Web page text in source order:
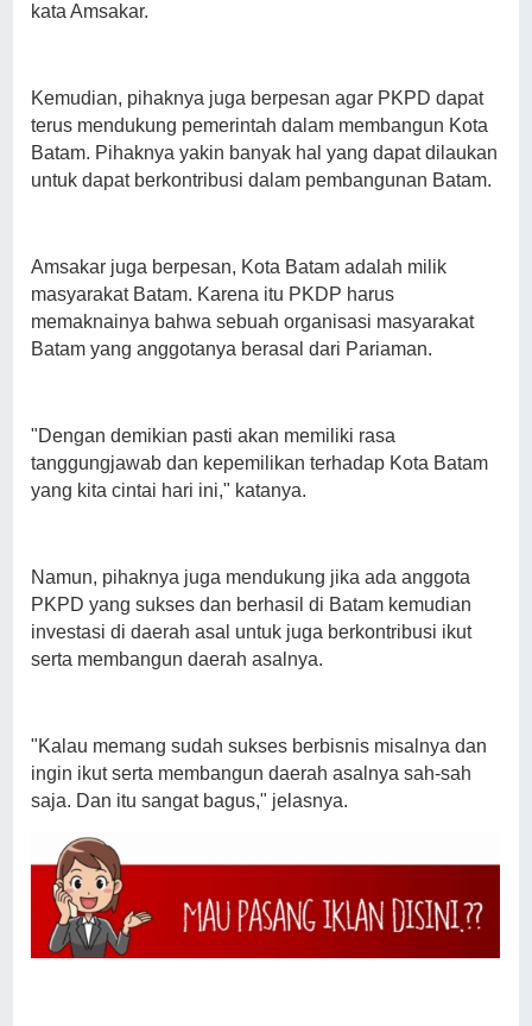
kata Amsakar.
Kemudian, pihaknya juga berpesan agar PKPD dapat
terus mendukung pemerintah dalam membangun Kota
Batam. Pihaknya yakin banyak hal yang dapat dilaukan
untuk dapat berkontribusi dalam pembangunan Batam.
Amsakar juga berpesan, Kota Batam adalah milik
masyarakat Batam. Karena itu PKDP harus
memaknainya bahwa sebuah organisasi masyarakat
Batam yang anggotanya berasal dari Pariaman.
"Dengan demikian pasti akan memiliki rasa
tanggungjawab dan kepemilikan terhadap Kota Batam
yang kita cintai hari ini," katanya.
Namun, pihaknya juga mendukung jika ada anggota
PKPD yang sukses dan berhasil di Batam kemudian
investasi di daerah asal untuk juga berkontribusi ikut
serta membangun daerah asalnya.
"Kalau memang sudah sukses berbisnis misalnya dan
ingin ikut serta membangun daerah asalnya sah-sah
saja. Dan itu sangat bagus," jelasnya.